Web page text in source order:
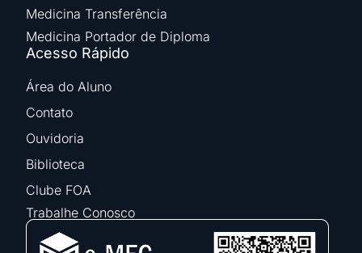
Medicina Transferência
Medicina Portador de Diploma
Acesso Rápido
Área do Aluno
Contato
Ouvidoria
Biblioteca
Clube FOA
Trabalhe Conosco